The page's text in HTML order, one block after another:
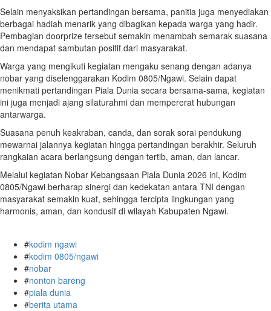
Selain menyaksikan pertandingan bersama, panitia juga menyediakan
berbagai hadiah menarik yang dibagikan kepada warga yang hadir.
Pembagian doorprize tersebut semakin menambah semarak suasana
dan mendapat sambutan positif dari masyarakat.
Warga yang mengikuti kegiatan mengaku senang dengan adanya
nobar yang diselenggarakan Kodim 0805/Ngawi. Selain dapat
menikmati pertandingan Piala Dunia secara bersama-sama, kegiatan
ini juga menjadi ajang silaturahmi dan mempererat hubungan
antarwarga.
Suasana penuh keakraban, canda, dan sorak sorai pendukung
mewarnai jalannya kegiatan hingga pertandingan berakhir. Seluruh
rangkaian acara berlangsung dengan tertib, aman, dan lancar.
Melalui kegiatan Nobar Kebangsaan Piala Dunia 2026 ini, Kodim
0805/Ngawi berharap sinergi dan kedekatan antara TNI dengan
masyarakat semakin kuat, sehingga tercipta lingkungan yang
harmonis, aman, dan kondusif di wilayah Kabupaten Ngawi.
#kodim ngawi
#kodim 0805/ngawi
#nobar
#nonton bareng
#piala dunia
#berita utama